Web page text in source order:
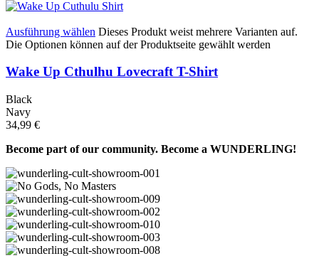
Ausführung wählen Dieses Produkt weist mehrere Varianten auf.
Die Optionen können auf der Produktseite gewählt werden
Wake Up Cthulhu Lovecraft T-Shirt
Black
Navy
34,99 €
Become part of our community. Become a WUNDERLING!